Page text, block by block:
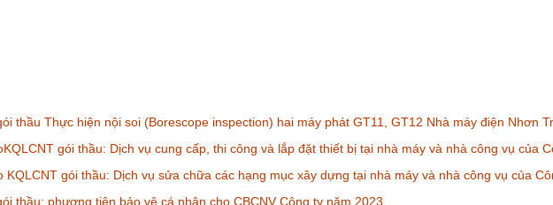
thầu Thực hiện nội soi (Borescope inspection) hai máy phát GT11, GT12 Nhà máy điện Nhơn
gói thầu: Dịch vụ cung cấp, thi công và lắp đặt thiết bị tại nhà máy và nhà công vụ của
KQLCNT gói thầu: Dịch vụ sửa chữa các hạng mục xây dựng tại nhà máy và nhà công vụ của
thầu: phương tiện bảo vệ cá nhân cho CBCNV Công ty năm 2023